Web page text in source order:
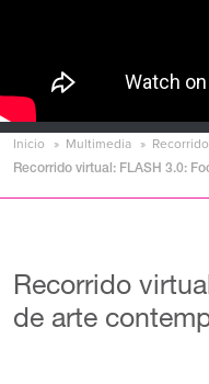
Inicio Multimedia
Recorrido virtual: FLASH 3.0:
Recorrido
de arte